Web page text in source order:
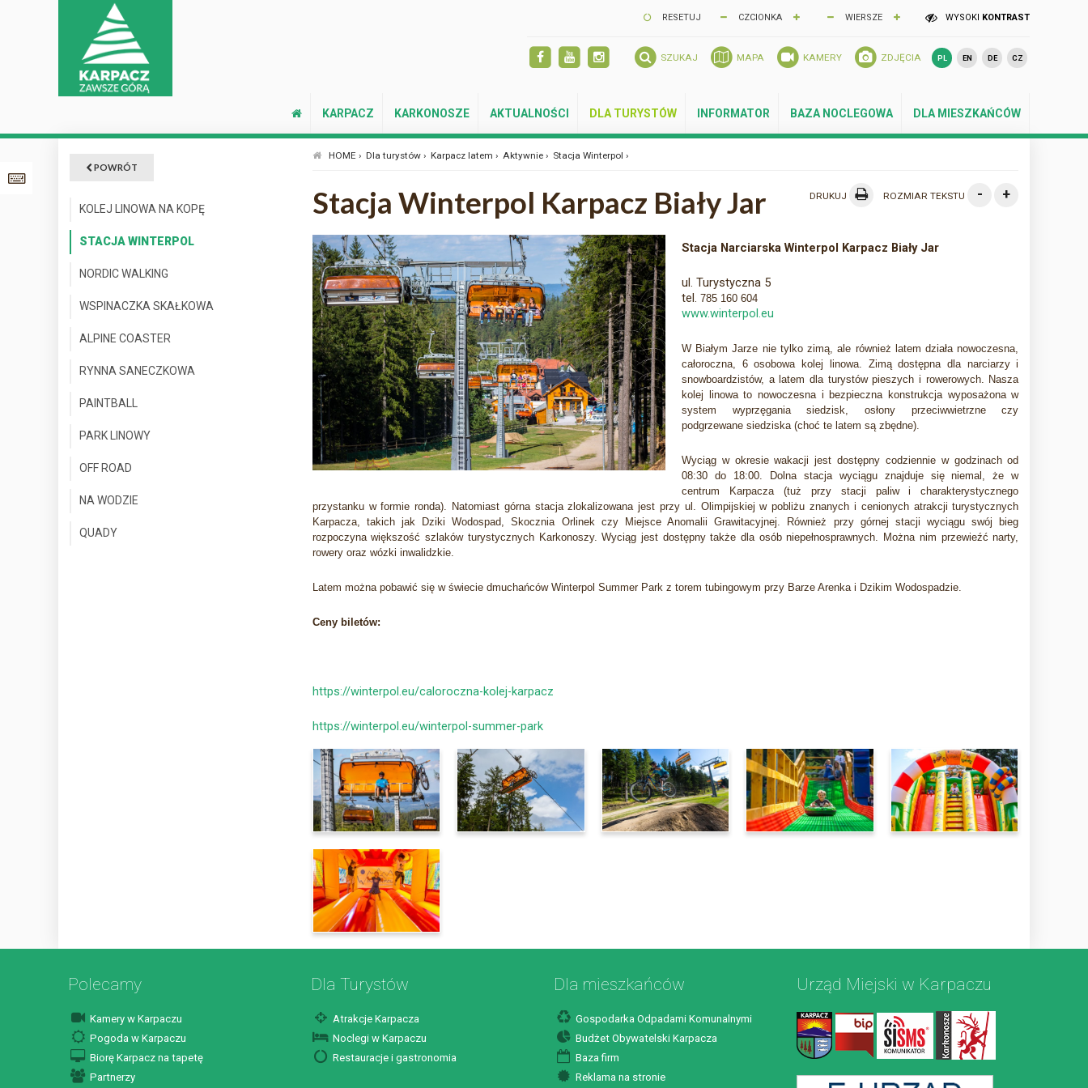
RESETUJ CZCIONKA WIERSZE WYSOKI KONTRAST
SZUKAJ MAPA KAMERY ZDJĘCIA PL EN DE CZ
KARPACZ KARKONOSZE AKTUALNOŚCI DLA TURYSTÓW INFORMATOR BAZA NOCLEGOWA DLA MIESZKAŃCÓW
POWRÓT
KOLEJ LINOWA NA KOPĘ
STACJA WINTERPOL
NORDIC WALKING
WSPINACZKA SKAŁKOWA
ALPINE COASTER
RYNNA SANECZKOWA
PAINTBALL
PARK LINOWY
OFF ROAD
NA WODZIE
QUADY
HOME › Dla turystów › Karpacz latem › Aktywnie › Stacja Winterpol ›
DRUKUJ ROZMIAR TEKSTU - +
Stacja Winterpol Karpacz Biały Jar
Stacja Narciarska Winterpol Karpacz Biały Jar
ul. Turystyczna 5
tel. 785 160 604
www.winterpol.eu
W Białym Jarze nie tylko zimą, ale również latem działa nowoczesna,
całoroczna, 6 osobowa kolej linowa. Zimą dostępna dla narciarzy i
snowboardzistów, a latem dla turystów pieszych i rowerowych. Nasza
kolej linowa to nowoczesna i bezpieczna konstrukcja wyposażona w
system wyprzęgania siedzisk, osłony przeciwwietrzne czy
podgrzewane siedziska (choć te latem są zbędne).
Wyciąg w okresie wakacji jest dostępny codziennie w godzinach od
08:30 do 18:00. Dolna stacja wyciągu znajduje się niemal, że w
centrum Karpacza (tuż przy stacji paliw i charakterystycznego
przystanku w formie ronda). Natomiast górna stacja zlokalizowana jest przy ul. Olimpijskiej w pobliżu znanych i cenionych atrakcji turystycznych
Karpacza, takich jak Dziki Wodospad, Skocznia Orlinek czy Miejsce Anomalii Grawitacyjnej. Również przy górnej stacji wyciągu swój bieg
rozpoczyna większość szlaków turystycznych Karkonoszy. Wyciąg jest dostępny także dla osób niepełnosprawnych. Można nim przewieźć narty,
rowery oraz wózki inwalidzkie.
Latem można pobawić się w świecie dmuchańców Winterpol Summer Park z torem tubingowym przy Barze Arenka i Dzikim Wodospadzie.
Ceny biletów:
https://winterpol.eu/caloroczna-kolej-karpacz
https://winterpol.eu/winterpol-summer-park
Polecamy
Kamery w Karpaczu
Pogoda w Karpaczu
Biorę Karpacz na tapetę
Partnerzy
Dla Turystów
Atrakcje Karpacza
Noclegi w Karpaczu
Restauracje i gastronomia
Dla mieszkańców
Gospodarka Odpadami Komunalnymi
Budżet Obywatelski Karpacza
Baza firm
Reklama na stronie
Urząd Miejski w Karpaczu